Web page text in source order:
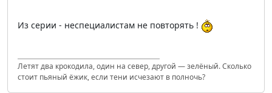
Из серии - неспециалистам не повторять !
Летят два крокодила, один на север, другой — зелёный. Сколько
стоит пьяный ёжик, если тени исчезают в полночь?